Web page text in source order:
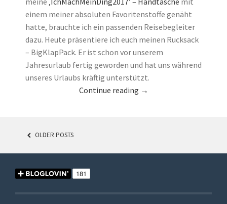
einem meiner absoluten Favoritenstoffe genäht
hatte, brauchte ich ein passenden Reisebegleiter
dazu. Heute präsentiere ich euch meinen Rucksack
– BigKlapPack. Er ist schon vor unserem
Jahresurlaub fertig geworden und hat uns während
unseres Urlaubs kräftig unterstützt.
Continue reading →
POSTS
OLDER POSTS